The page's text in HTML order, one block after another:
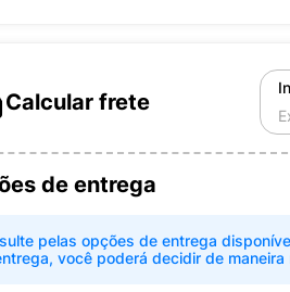
Calcular frete
de entrega
pelas opções de entrega
você poderá decidir de maneira